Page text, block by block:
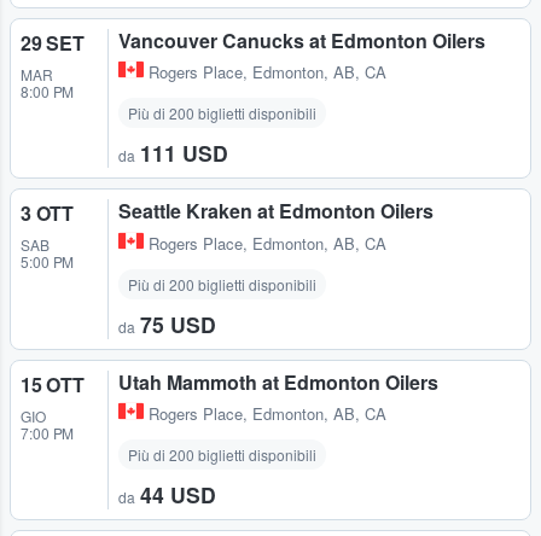
29 SET
MAR
8:00 PM
Vancouver Canucks at Edmonton Oilers
Rogers Place, Edmonton, AB, CA
Più di 200 biglietti disponibili
da 111 USD
3 OTT
SAB
5:00 PM
Seattle Kraken at Edmonton Oilers
Rogers Place, Edmonton, AB, CA
Più di 200 biglietti disponibili
da 75 USD
15 OTT
GIO
7:00 PM
Utah Mammoth at Edmonton Oilers
Rogers Place, Edmonton, AB, CA
Più di 200 biglietti disponibili
da 44 USD